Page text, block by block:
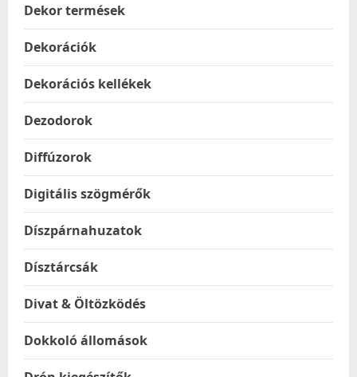
Dekor termések
Dekorációk
Dekorációs kellékek
Dezodorok
Diffúzorok
Digitális szögmérők
Díszpárnahuzatok
Dísztárcsák
Divat & Öltözködés
Dokkoló állomások